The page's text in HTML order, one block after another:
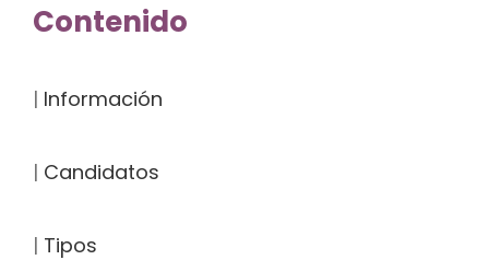
Contenido
| Información
| Candidatos
| Tipos